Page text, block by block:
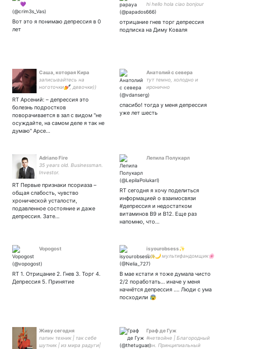
Вот это я понимаю депрессия в 0
лет
hi hello hola ciao bonjour
отрицание гнев торг депрессия
подписка на Диму Коваля
Саша, которая Кира
записывайтесь на
ноготочки💅, девочки))
RT Арсений: – депрессия это
болезнь подростков
поворачивается в зал с видом "не
осуждайте, на самом деле я так не
думаю" Арсе…
Анатолий с севера
тут темно, холодно и
иронично
спасибо! тогда у меня депрессия
уже лет шесть
Adriano Fire
35 years old. Businessman.
Investor.
RT Первые признаки псориаза –
общая слабость, чувство
хронической усталости,
подавленное состояние и даже
депрессия. Зате…
Лепила Полукарл
RT сегодня я хочу поделиться
информацией о взаимосвязи
#депрессия и недостатком
витаминов В9 и В12. Еще раз
напомню, что…
Vopogost
RT 1. Отрицание 2. Гнев 3. Торг 4.
Депрессия 5. Принятие
isyourobsess✨
Exo🌙 мультифандомщик🌸
В мае кстати я тоже думала чисто
2/2 поработать… иначе у меня
начнётся депрессия …. Люди с ума
посходили 😰
Живу сегодня
папин техник | так себе
шутник | из мира радуги|
Граф де Гуж
#нетвойне | Благородный
дон. Принципиальный